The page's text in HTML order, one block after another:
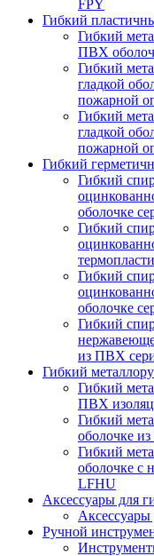
FPY
Гибкий
Гибкий
ПВХ
Гибкий
гладкой
пожарной
Гибкий
гладкой
пожарной
Гибкий
Гибкий
оболочке
Гибкий
Гибкий
оболочке
Гибкий
из ПВХ
Гибкий
Гибкий
ПВХ
Гибкий
оболочке
Гибкий
оболочке с
LFHU
Аксессуары для
Аксессуары
Ручной